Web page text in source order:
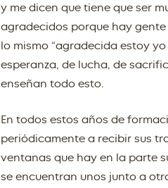
y me dicen que tiene que ser
agradecidos porque hay
lo mismo “agradecida estoy
esperanza, de lucha, de
enseñan todo esto.
En todos estos años de
periódicamente a recibir sus
ventanas que hay en la parte
se encuentran unos junto a